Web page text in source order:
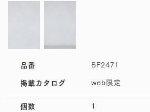
品番 BF2471
掲載カタログ web限定
個数 1